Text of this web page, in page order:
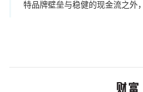
特品牌壁垒与稳健的现金流之外